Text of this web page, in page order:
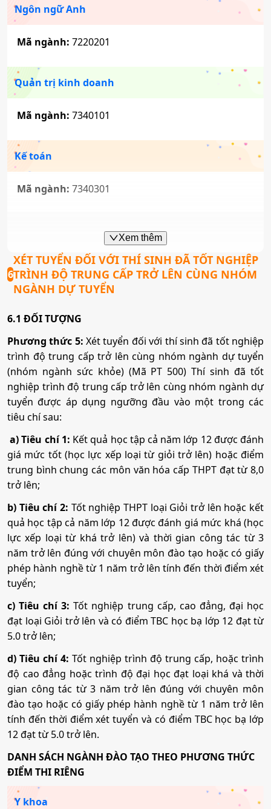
Dược học
Mã ngành:
Tổ hợp:
Quản trị dịch vụ du lịch và lữ hành
Mã ngành:
Tổ hợp:Q00
Ngôn ngữ Anh
Mã ngành: 7220201
Quản trị kinh doanh
Mã ngành: 7340101
Kế toán
Mã ngành: 7340301
Công nghệ thông tin
Mã ngành: 7480201
Mã ngành: 7720101
Tổ hợp:A00; A01; B00; D90
Y học cổ truyền
7720115
Dược học
Mã ngành:7720201
Quản trị dịch vụ du lịch và lữ hành
Mã ngành:
Xem thêm
6
XÉT TUYỂN ĐỐI VỚI THÍ SINH ĐÃ TỐT NGHIỆP
TRÌNH ĐỘ TRUNG CẤP TRỞ LÊN CÙNG NHÓM
NGÀNH DỰ TUYỂN
6.1 ĐỐI TƯỢNG
Phương thức 5: Xét tuyển đối với thí sinh đã tốt nghiệp
trình độ trung cấp trở lên cùng nhóm ngành dự tuyển
(nhóm ngành sức khỏe) (Mã PT 500) Thí sinh đã tốt
nghiệp trình độ trung cấp trở lên cùng nhóm ngành dự
tuyển được áp dụng ngưỡng đầu vào một trong các
tiêu chí sau:
a) Tiêu chí 1: Kết quả học tập cả năm lớp 12 được đánh
giá mức tốt (học lực xếp loại từ giỏi trở lên) hoặc điểm
trung bình chung các môn văn hóa cấp THPT đạt từ 8,0
trở lên;
b) Tiêu chí 2: Tốt nghiệp THPT loại Giỏi trở lên hoặc kết
quả học tập cả năm lớp 12 được đánh giá mức khá (học
lực xếp loại từ khá trở lên) và thời gian công tác từ 3
năm trở lên đúng với chuyên môn đào tạo hoặc có giấy
phép hành nghề từ 1 năm trở lên tính đến thời điểm xét
tuyển;
c) Tiêu chí 3: Tốt nghiệp trung cấp, cao đẳng, đại học
đạt loại Giỏi trở lên và có điểm TBC học bạ lớp 12 đạt từ
5.0 trở lên;
d) Tiêu chí 4: Tốt nghiệp trình độ trung cấp, hoặc trình
độ cao đẳng hoặc trình độ đại học đạt loại khá và thời
gian công tác từ 3 năm trở lên đúng với chuyên môn
đào tạo hoặc có giấy phép hành nghề từ 1 năm trở lên
tính đến thời điểm xét tuyển và có điểm TBC học bạ lớp
12 đạt từ 5.0 trở lên.
DANH SÁCH NGÀNH ĐÀO TẠO THEO PHƯƠNG THỨC
ĐIỂM THI RIÊNG
Y khoa